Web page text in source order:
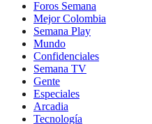
Foros Semana
Mejor Colombia
Semana Play
Mundo
Confidenciales
Semana TV
Gente
Especiales
Arcadia
Tecnología